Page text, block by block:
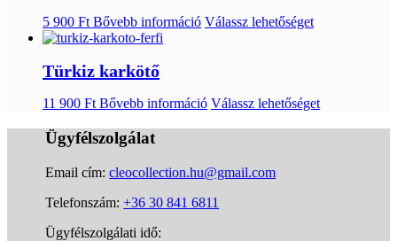
5 900 Ft Bővebb információ Válassz lehetőséget
Türkiz karkötő
11 900 Ft Bővebb információ Válassz lehetőséget
Ügyfélszolgálat
Email cím:cleocollection.hu@gmail.com
Telefonszám:+36 30 841 6811
Ügyfélszolgálati idő: